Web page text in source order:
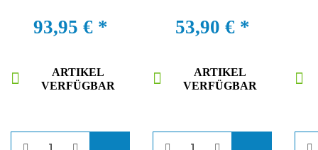
mm
93,95 € *
ARTIKEL
VERFÜGBAR
53,90 € *
ARTIKEL
VERFÜGBAR